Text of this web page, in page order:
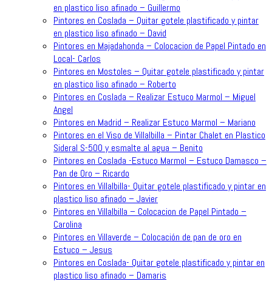
en plastico liso afinado – Guillermo
Pintores en Coslada – Quitar gotele plastificado y pintar
en plastico liso afinado – David
Pintores en Majadahonda – Colocacion de Papel Pintado en
Local- Carlos
Pintores en Mostoles – Quitar gotele plastificado y pintar
en plastico liso afinado – Roberto
Pintores en Coslada – Realizar Estuco Marmol – Miguel
Angel
Pintores en Madrid – Realizar Estuco Marmol – Mariano
Pintores en el Viso de Villalbilla – Pintar Chalet en Plastico
Sideral S-500 y esmalte al agua – Benito
Pintores en Coslada -Estuco Marmol – Estuco Damasco –
Pan de Oro – Ricardo
Pintores en Villalbilla- Quitar gotele plastificado y pintar en
plastico liso afinado – Javier
Pintores en Villalbilla – Colocacion de Papel Pintado –
Carolina
Pintores en Villaverde – Colocación de pan de oro en
Estuco – Jesus
Pintores en Coslada- Quitar gotele plastificado y pintar en
plastico liso afinado – Damaris